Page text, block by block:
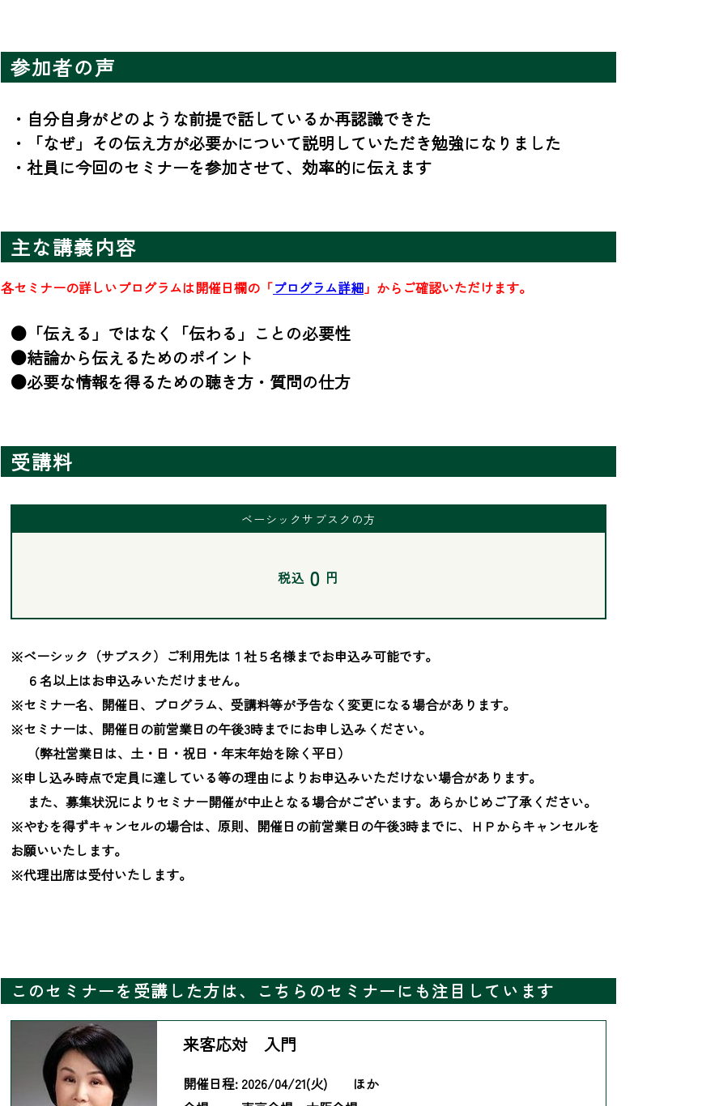
参加者の声
・自分自身がどのような前提で話しているか再認識できた
・「なぜ」その伝え方が必要かについて説明していただき勉強になりました
・社員に今回のセミナーを参加させて、効率的に伝えます
主な講義内容
各セミナーの詳しいプログラムは開催日欄の「プログラム詳細 」からご確認いただけます。
●「伝える」ではなく「伝わる」ことの必要性
●結論から伝えるためのポイント
●必要な情報を得るための聴き方・質問の仕方
受講料
ベーシックサブスクの方
税込 0 円
※ベーシック（サブスク）ご利用先は１社５名様までお申込み可能です。
６名以上はお申込みいただけません。
※セミナー名、開催日、プログラム、受講料等が予告なく変更になる場合があります。
※セミナーは、開催日の前営業日の午後3時までにお申し込みください。
（弊社営業日は、土・日・祝日・年末年始を除く平日）
※申し込み時点で定員に達している等の理由によりお申込みいただけない場合があります。
また、募集状況によりセミナー開催が中止となる場合がございます。あらかじめご了承ください。
※やむを得ずキャンセルの場合は、原則、開催日の前営業日の午後3時までに、ＨＰからキャンセルを
お願いいたします。
※代理出席は受付いたします。
このセミナーを受講した方は、こちらのセミナーにも注目しています
来客応対 入門
開催日程: 2026/04/21(火) ほか